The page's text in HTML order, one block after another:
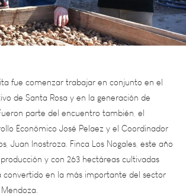
fue comenzar trabajar en conjunto en el
de Santa Rosa y en la generación de
parte del encuentro también, el
José Pelaez y el Coordinador
Inostroza. Finca Los Nogales, este año
y con 263 hectáreas cultivadas
en la más importante del sector